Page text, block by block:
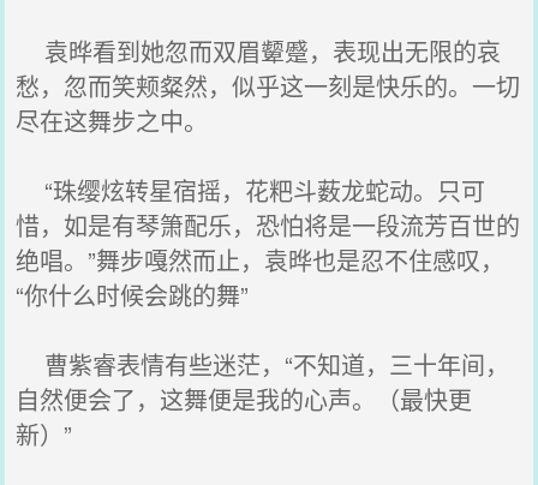
袁晔看到她忽而双眉颦蹙，表现出无限的哀
愁，忽而笑颊粲然，似乎这一刻是快乐的。一切
尽在这舞步之中。
“珠缨炫转星宿摇，花粑斗薮龙蛇动。只可
惜，如是有琴箫配乐，恐怕将是一段流芳百世的
绝唱。”舞步嘎然而止，袁晔也是忍不住感叹，
“你什么时候会跳的舞”
曹紫睿表情有些迷茫，“不知道，三十年间，
自然便会了，这舞便是我的心声。（最快更
新）”